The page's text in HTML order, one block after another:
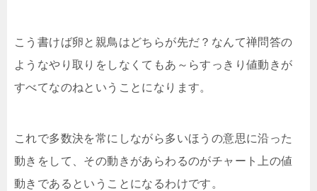
こう書けば卵と親鳥はどちらが先だ？なんて禅問答の
ようなやり取りをしなくてもあ～らすっきり値動きが
すべてなのねということになります。
これで多数決を常にしながら多いほうの意思に沿った
動きをして、その動きがあらわるのがチャート上の値
動きであるということになるわけです。